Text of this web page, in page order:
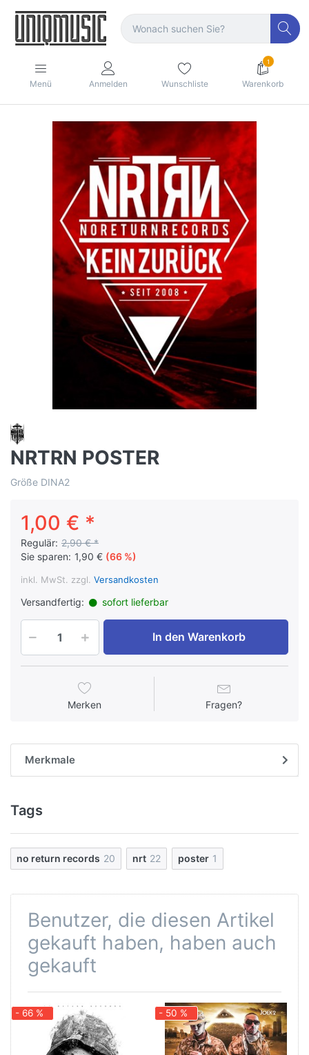
Menü Anmelden Wunschliste
1
Warenkorb
NRTRN POSTER
Größe DINA2
1,00 € *
Regulär: 2,90 € *
Sie sparen: 1,90 € (66 %)
inkl. MwSt. zzgl. Versandkosten
Versandfertig: sofort lieferbar
In den Warenkorb
Merken Fragen?
Merkmale
Tags
no return records 20 nrt 22 poster 1
Benutzer, die diesen Artikel
gekauft haben, haben auch
gekauft
- 66 % - 50 %